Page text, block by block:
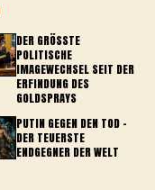
DER GRÖSSTE P
OLITISCHE I
MAGEWECHSEL SEIT DER E
RFINDUNG DES G
OLDSPRAYS
PUTIN GEGEN DEN TOD –
DER TEUERSTE
ENDGEGNER DER WELT